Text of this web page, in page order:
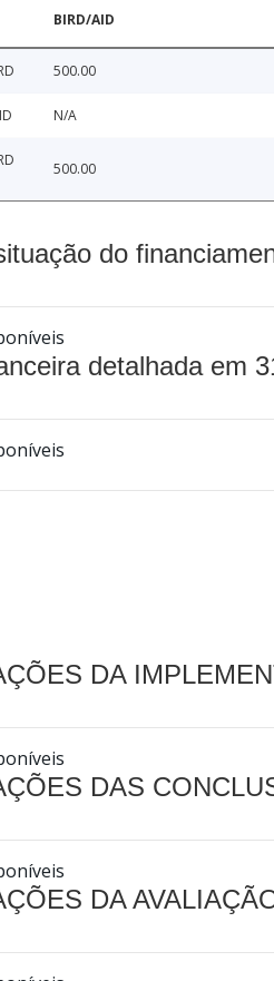
BIRD/AID
500.00
N/A
500.00
do
detalhada em
DA
DAS
DA